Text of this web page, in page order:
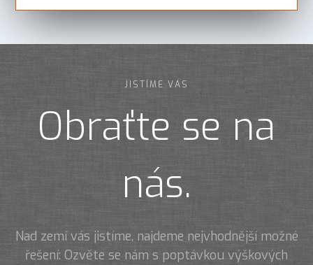
JISTÍME VÁS
Obraťte se na
nás.
Nad zemí vás jistíme, najdeme nejvhodnější možné
řešení: Ozvěte se nám s poptávkou výškových